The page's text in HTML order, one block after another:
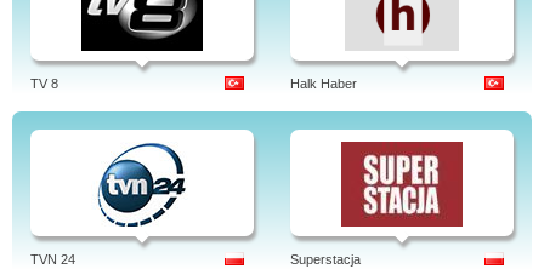
TV 8 Halk Haber
TVN 24 Superstacja